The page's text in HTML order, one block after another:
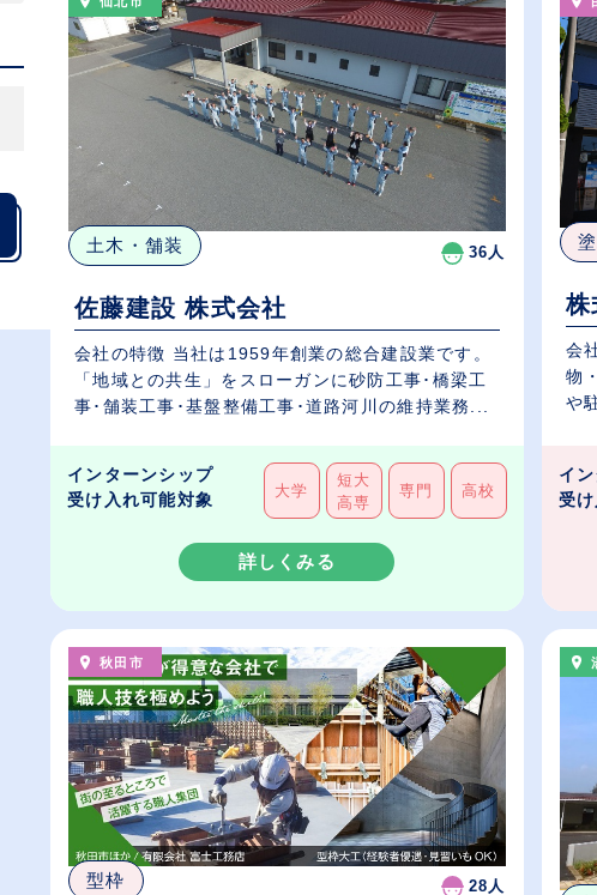
土木・舗装 36人
佐藤建設 株式会社
会社の特徴 当社は1959年創業の総合建設業です。
「地域との共生」をスローガンに砂防工事･橋梁工
事･舗装工事･基盤整備工事･道路河川の維持業務...
インターンシップ
受け入れ可能対象
大学
短大
高専
専門 高校
詳しくみる
株
会
物
や
イ
受
秋田市
型枠 28人